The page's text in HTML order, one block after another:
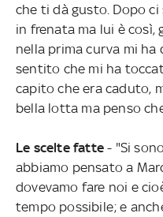
che ti dà gusto. Dopo
in frenata ma lui è
nella prima curva mi
sentito che mi ha
capito che era caduto,
bella lotta ma penso
Le scelte fatte- "Si
abbiamo pensato a
dovevamo fare noi e
tempo possibile; e